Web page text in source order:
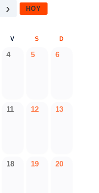
› HOY
V S D
4 5 6
11 12 13
18 19 20